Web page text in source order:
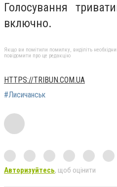
Голосування
включно.
Якщо ви помітили помилку, виділіть
повідомити про це редакцію
HTTPS://TRIBUN.COM.UA
#Лисичанськ
Авторизуйтесь, щоб оцінити